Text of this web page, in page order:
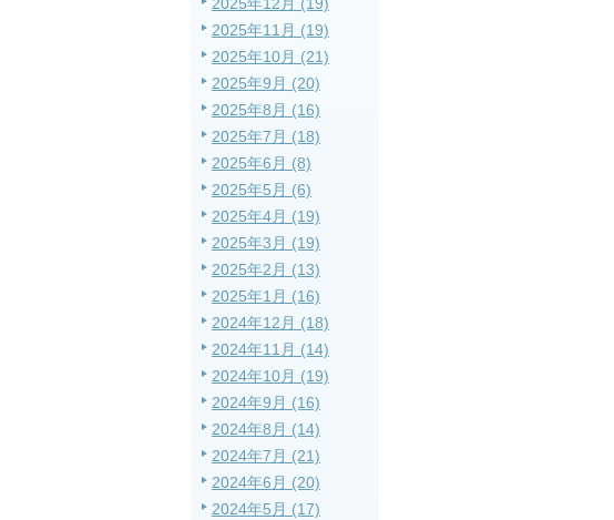
2025年11月 (19)
2025年10月 (21)
2025年9月 (20)
2025年8月 (16)
2025年7月 (18)
2025年6月 (8)
2025年5月 (6)
2025年4月 (19)
2025年3月 (19)
2025年2月 (13)
2025年1月 (16)
2024年12月 (18)
2024年11月 (14)
2024年10月 (19)
2024年9月 (16)
2024年8月 (14)
2024年7月 (21)
2024年6月 (20)
2024年5月 (17)